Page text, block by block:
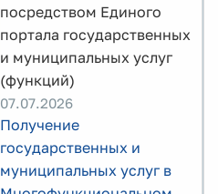
посредством Единого
портала государственных
и муниципальных услуг
(функций)
07.07.2026
Получение
государственных и
муниципальных услуг в